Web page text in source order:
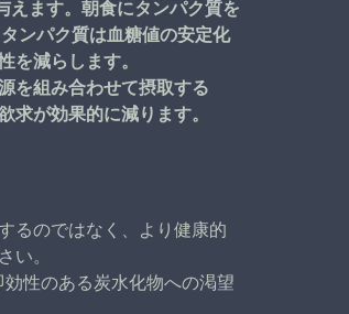
えます。朝食にタンパク質を
ンパク質は血糖値の安定化
を減らします。
を組み合わせて摂取する
求が効果的に減ります。
るのではなく、より健康的
い。
効性のある炭水化物への渇望